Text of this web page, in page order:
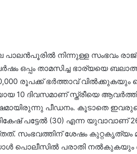
പാലൻപൂരിൽ നിന്നുള്ള സംഭവം
വര്‍ഷം ഒപ്പം താമസിച്ച ഭാര്യയെ
രൂപക്ക് ഭര്‍ത്താവ്
10 ദിവസമാണ് സ്ത്രീയെ
പീഡനം. കൂടാതെ
പട്ടേൽ (30) എന്ന യുവാവാണ്
സംഭവത്തിന് ശേഷം കുറ്റകൃത്യം
പൊലീസിൽ പരാതി